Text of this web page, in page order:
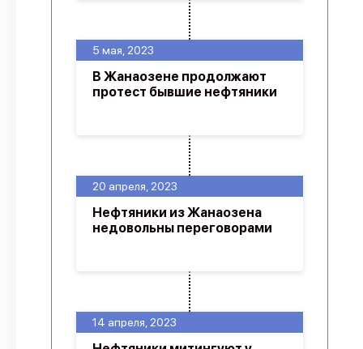
14 апреля, 2023
20 апреля, 2023
Нефтяники из Жанаозена
недовольны переговорами
5 мая, 2023
В Жанаозене продолжают
протест бывшие нефтяники